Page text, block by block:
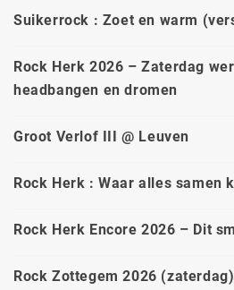
Suikerrock : Zoet en warm
Rock Herk 2026 – Zaterdag
headbangen en dromen
Groot Verlof III @ Leuven
Rock Herk : Waar alles samen
Rock Herk Encore 2026 – Dit
Rock Zottegem 2026